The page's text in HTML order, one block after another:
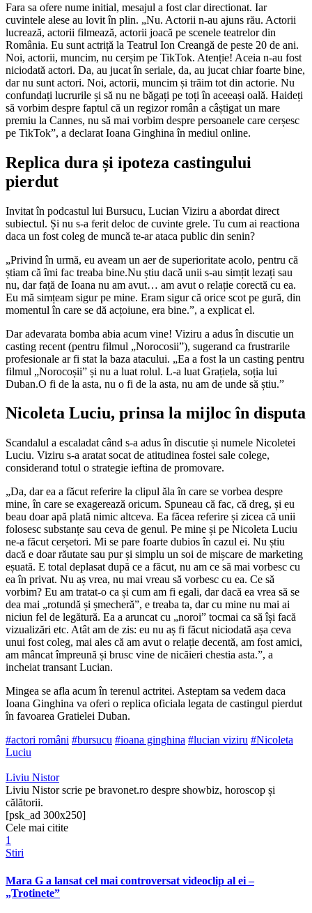
Fara sa ofere nume initial, mesajul a fost clar directionat. Iar
cuvintele alese au lovit în plin. „Nu. Actorii n-au ajuns rău. Actorii
lucrează, actorii filmează, actorii joacă pe scenele teatrelor din
România. Eu sunt actriță la Teatrul Ion Creangă de peste 20 de ani.
Noi, actorii, muncim, nu cerșim pe TikTok. Atenție! Aceia n-au fost
niciodată actori. Da, au jucat în seriale, da, au jucat chiar foarte bine,
dar nu sunt actori. Noi, actorii, muncim și trăim tot din actorie. Nu
confundați lucrurile și să nu ne băgați pe toți în aceeași oală. Haideți
să vorbim despre faptul că un regizor român a câștigat un mare
premiu la Cannes, nu să mai vorbim despre persoanele care cerșesc
pe TikTok”, a declarat Ioana Ginghina în mediul online.
Replica dura și ipoteza castingului
pierdut
Invitat în podcastul lui Bursucu, Lucian Viziru a abordat direct
subiectul. Și nu s-a ferit deloc de cuvinte grele. Tu cum ai reactiona
daca un fost coleg de muncă te-ar ataca public din senin?
„Privind în urmă, eu aveam un aer de superioritate acolo, pentru că
știam că îmi fac treaba bine.Nu știu dacă unii s-au simțit lezați sau
nu, dar față de Ioana nu am avut… am avut o relație corectă cu ea.
Eu mă simțeam sigur pe mine. Eram sigur că orice scot pe gură, din
momentul în care se dă acțoiune, era bine.”, a explicat el.
Dar adevarata bomba abia acum vine! Viziru a adus în discutie un
casting recent (pentru filmul „Norocosii”), sugerand ca frustrarile
profesionale ar fi stat la baza atacului. „Ea a fost la un casting pentru
filmul „Norocoșii” și nu a luat rolul. L-a luat Grațiela, soția lui
Duban.O fi de la asta, nu o fi de la asta, nu am de unde să știu.”
Nicoleta Luciu, prinsa la mijloc în disputa
Scandalul a escaladat când s-a adus în discutie și numele Nicoletei
Luciu. Viziru s-a aratat socat de atitudinea fostei sale colege,
considerand totul o strategie ieftina de promovare.
„Da, dar ea a făcut referire la clipul ăla în care se vorbea despre
mine, în care se exagerează oricum. Spuneau că fac, că dreg, și eu
beau doar apă plată nimic altceva. Ea făcea referire și zicea că unii
folosesc substanțe sau ceva de genul. Pe mine și pe Nicoleta Luciu
ne-a făcut cerșetori. Mi se pare foarte dubios în cazul ei. Nu știu
dacă e doar răutate sau pur și simplu un soi de mișcare de marketing
eșuată. E total deplasat după ce a făcut, nu am ce să mai vorbesc cu
ea în privat. Nu aș vrea, nu mai vreau să vorbesc cu ea. Ce să
vorbim? Eu am tratat-o ca și cum am fi egali, dar dacă ea vrea să se
dea mai „rotundă și șmecheră”, e treaba ta, dar cu mine nu mai ai
niciun fel de legătură. Ea a aruncat cu „noroi” tocmai ca să își facă
vizualizări etc. Atât am de zis: eu nu aș fi făcut niciodată așa ceva
unui fost coleg, mai ales că am avut o relație decentă, am fost amici,
am mâncat împreună și brusc vine de nicăieri chestia asta.”, a
incheiat transant Lucian.
Mingea se afla acum în terenul actritei. Asteptam sa vedem daca
Ioana Ginghina va oferi o replica oficiala legata de castingul pierdut
în favoarea Gratielei Duban.
#actori români #bursucu #ioana ginghina #lucian viziru #Nicoleta
Luciu
Liviu Nistor
Liviu Nistor scrie pe bravonet.ro despre showbiz, horoscop și
călătorii.
[psk_ad 300x250]
Cele mai citite
1
Stiri
Mara G a lansat cel mai controversat videoclip al ei –
„Trotinete”